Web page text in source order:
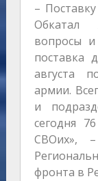
–
Обкатал
вопросы
поставка
августа
армии.
и
сегодня
СВОих», –
фронта в